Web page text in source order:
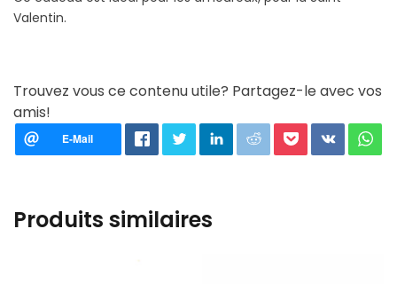
Valentin.
Trouvez vous ce contenu utile? Partagez-le avec vos
amis!
Produits similaires